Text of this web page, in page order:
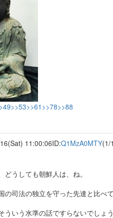
>>53>>61 >>78>>88
11:00:06ID:Q1MzA0MTY(1/
どうしても朝鮮人は、ね。
の司法の独立を守った先達と比べて
ういう水準の話ですらないでしょう